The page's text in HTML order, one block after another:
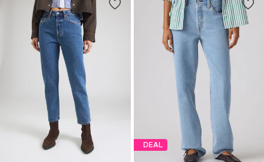
DEAL